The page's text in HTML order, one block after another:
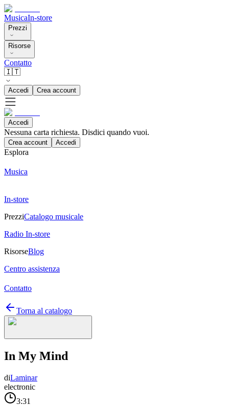
MusicaIn-store
Prezzi
Risorse
Contatto
🇮🇹
Accedi Crea account
Accedi
Nessuna carta richiesta. Disdici quando vuoi.
Crea account Accedi
Esplora
Musica
In-store
PrezziCatalogo musicale
Radio In-store
RisorseBlog
Centro assistenza
Contatto
Torna al catalogo
In My Mind
diLaminar
electronic
3:31